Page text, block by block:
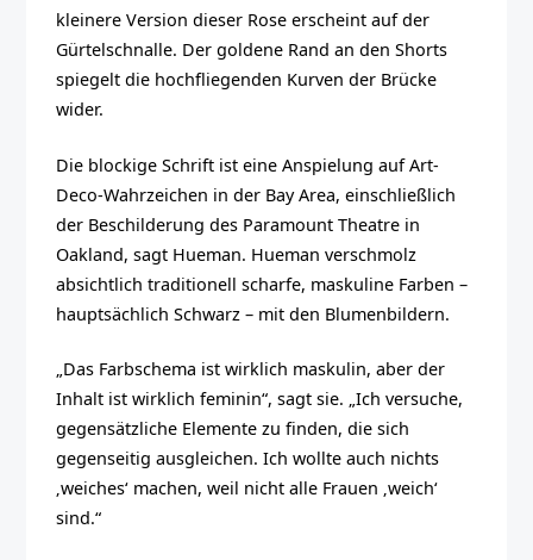
kleinere Version dieser Rose erscheint auf der
Gürtelschnalle. Der goldene Rand an den Shorts
spiegelt die hochfliegenden Kurven der Brücke
wider.
Die blockige Schrift ist eine Anspielung auf Art-
Deco-Wahrzeichen in der Bay Area, einschließlich
der Beschilderung des Paramount Theatre in
Oakland, sagt Hueman. Hueman verschmolz
absichtlich traditionell scharfe, maskuline Farben –
hauptsächlich Schwarz – mit den Blumenbildern.
„Das Farbschema ist wirklich maskulin, aber der
Inhalt ist wirklich feminin“, sagt sie. „Ich versuche,
gegensätzliche Elemente zu finden, die sich
gegenseitig ausgleichen. Ich wollte auch nichts
‚weiches‘ machen, weil nicht alle Frauen ‚weich‘
sind.“